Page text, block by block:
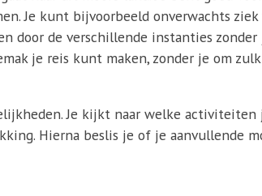
Je kunt bijvoorbeeld onverwachts ziek
door de verschillende instanties
je reis kunt maken, zonder je om
Je kijkt naar welke
Hierna beslis je of je aanvullende